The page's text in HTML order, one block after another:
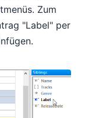
Zum
"Label" per